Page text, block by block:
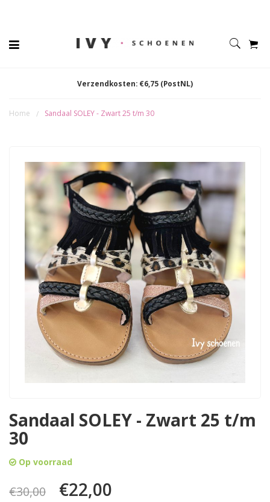
Verzendkosten: €6,75 (PostNL)
Home / Sandaal SOLEY - Zwart 25 t/m 30
Sandaal SOLEY - Zwart 25 t/m
30
Op voorraad
€30,00 €22,00